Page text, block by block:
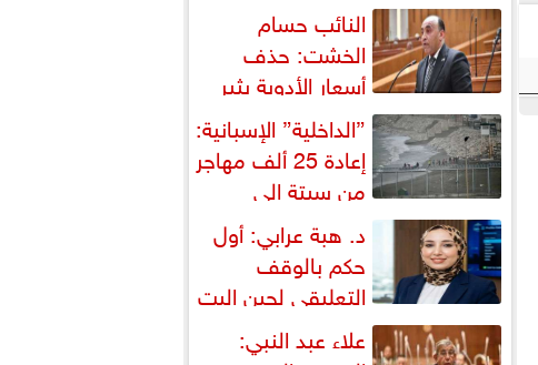
النائب حسام
الخشت: حذف
أسعار الأدوية يثير
إشكالية دستورية ويهدد حق
المواطن...
”الداخلية” الإسبانية:
إعادة 25 ألف مهاجر
من سبتة إلى
المغرب... وارتفاع حصيلة...
د. هبة عرابي: أول
حكم بالوقف
التعليقي لحين البت
في الطعن على... علاء عبد النبي: